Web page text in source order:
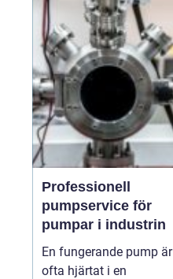
förstår människan
bakom problemet. Att
anlitaen advokat ...
Professionell
pumpservice för
pumpar i industrin
En fungerande pump är
ofta hjärtat i en